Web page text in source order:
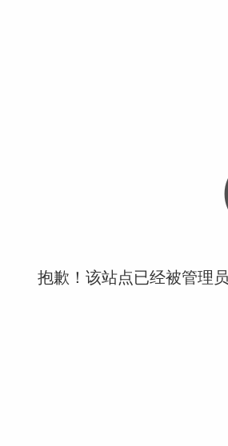
抱歉！该站点已经被管理